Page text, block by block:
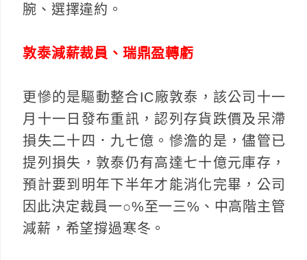
腕、選擇違約。
敦泰減薪裁員、瑞鼎盈轉虧
更慘的是驅動整合IC廠敦泰，該公司十一
月十一日發布重訊，認列存貨跌價及呆滯
損失二十四．九七億。慘澹的是，儘管已
提列損失，敦泰仍有高達七十億元庫存，
預計要到明年下半年才能消化完畢，公司
因此決定裁員一○%至一三%、中高階主管
減薪，希望撐過寒冬。